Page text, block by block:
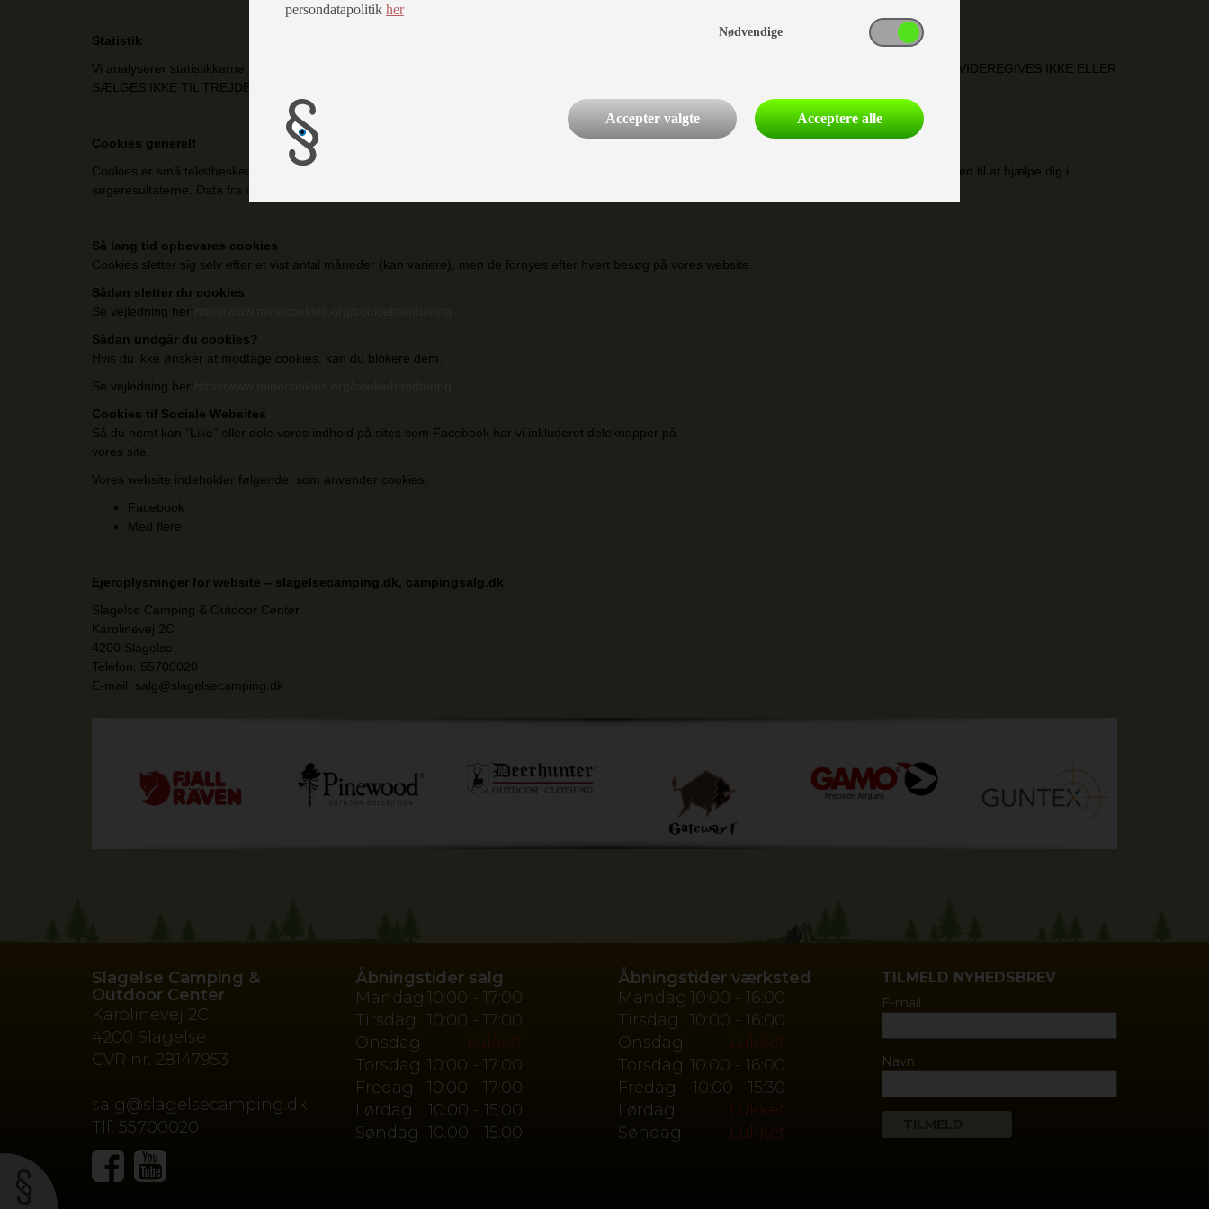
Statistik
Vi analyserer statistikkerne, og de indsamlede data bruges udelukkende internt, og for at kunne tilrette vores website til vores besøgende på sitet. DATA VIDEREGIVES IKKE ELLER
SÆLGES IKKE TIL TREJDEPART.
Cookies generelt
Cookies er små tekstbeskeder der lagres på din computer. De forskellige cookies giver Google et indblik i, hvad du interesserer dig for på nettet, og er med til at hjælpe dig i
søgeresultaterne. Data fra cookies kan ikke bruges til at indsamle personlige data og oplysninger. Cookies kan ikke indeholde virus.
Så lang tid opbevares cookies
Cookies sletter sig selv efter et vist antal måneder (kan variere), men de fornyes efter hvert besøg på vores website.
Sådan sletter du cookies
Se vejledning her:
Sådan undgår du cookies?
Hvis du ikke ønsker at modtage cookies, kan du blokere dem.
Se vejledning her:
Cookies til Sociale Websites
Så du nemt kan ”Like” eller dele vores indhold på sites som Facebook har vi inkluderet deleknapper på
vores site.
Vores website indeholder følgende, som anvender cookies:
Facebook
Med flere
Ejeroplysninger for website – slagelsecamping.dk, campingsalg.dk
Slagelse Camping & Outdoor Center
Karolinevej 2C
4200 Slagelse
Telefon: 55700020
E-mail: salg@slagelsecamping.dk
Slagelse Camping &
Outdoor Center
Karolinevej 2C
4200 Slagelse
CVR nr. 28147953
salg@slagelsecamping.dk
Tlf. 55700020
TILMELD NYHEDSBREV
E-mail
Navn
Åbningstider salg
Mandag 10:00 - 17:00
Tirsdag
10:00 - 17:00
Onsdag
Lukket
Torsdag 10:00 - 17:00
Fredag
10:00 - 17:00
Lørdag
10:00 - 15:00
Søndag 10:00 - 15:00
Åbningstider værksted
Mandag 10:00 - 16:00
Tirsdag
10:00 - 16:00
Onsdag
Lukket
Torsdag 10:00 - 16:00
Fredag
10:00 - 15:30
Lørdag
Lukket
Søndag
Lukket
persondatapolitik her
Nødvendige
Accepter valgte Acceptere alle